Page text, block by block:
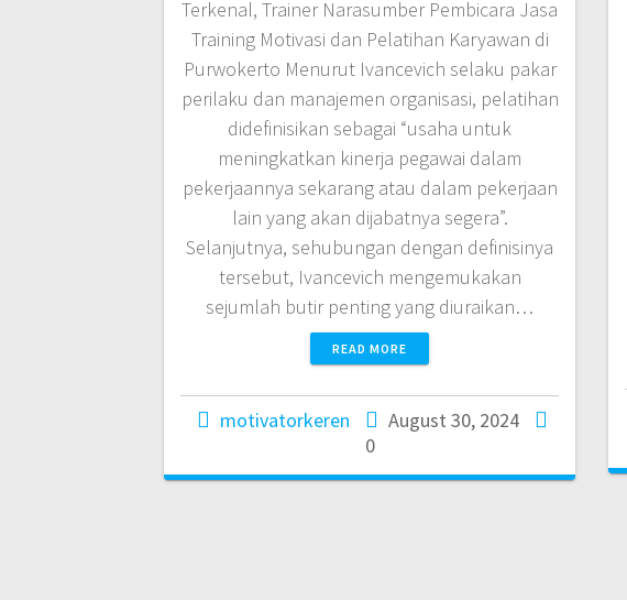
Terkenal, Trainer Narasumber Pembicara Jasa
Training Motivasi dan Pelatihan Karyawan di
Purwokerto Menurut Ivancevich selaku pakar
perilaku dan manajemen organisasi, pelatihan
didefinisikan sebagai “usaha untuk
meningkatkan kinerja pegawai dalam
pekerjaannya sekarang atau dalam pekerjaan
lain yang akan dijabatnya segera”.
Selanjutnya, sehubungan dengan definisinya
tersebut, Ivancevich mengemukakan
sejumlah butir penting yang diuraikan…
READ MORE
motivatorkeren
August 30, 2024
0